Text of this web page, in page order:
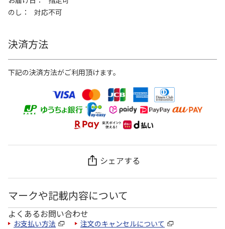
のし
対応不可
決済方法
下記の決済方法がご利用頂けます。
シェアする
マークや記載内容について
よくあるお問い合わせ
お支払い方法 注文のキャンセルについて